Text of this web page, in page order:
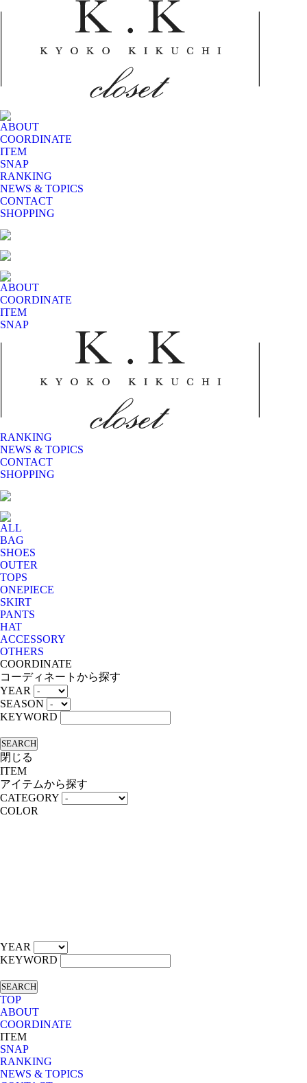
ABOUT
COORDINATE
ITEM
SNAP
RANKING
NEWS & TOPICS
CONTACT
SHOPPING
ABOUT
COORDINATE
ITEM
SNAP
RANKING
NEWS & TOPICS
CONTACT
SHOPPING
ALL
BAG
SHOES
OUTER
TOPS
ONEPIECE
SKIRT
PANTS
HAT
ACCESSORY
OTHERS
COORDINATE
コーディネートから探す
YEAR
SEASON
KEYWORD
SEARCH
閉じる
ITEM
アイテムから探す
CATEGORY
COLOR
YEAR
KEYWORD
SEARCH
TOP
ABOUT
COORDINATE
ITEM
SNAP
RANKING
NEWS & TOPICS